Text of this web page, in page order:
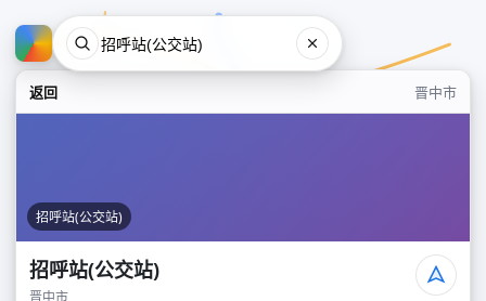
返回 晋中市
招呼站(公交站)
招呼站(公交站)
晋中市